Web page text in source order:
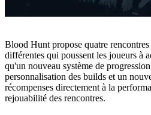
Blood Hunt propose quatre rencontres
différentes qui poussent les joueurs à
qu'un nouveau système de
personnalisation des builds et un
récompenses directement à la
rejouabilité des rencontres.